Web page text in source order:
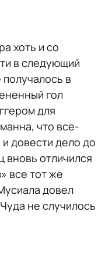
хоть и со
в следующий
в
гол
для
что все-
довести дело до
вновь отличился
все тот же
довел
не случилось